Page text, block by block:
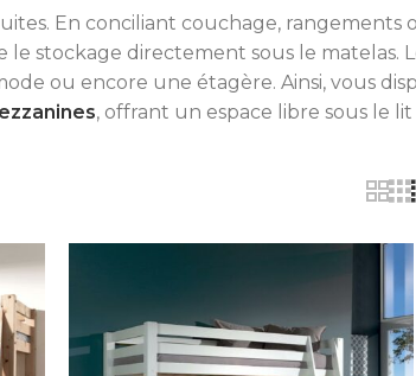
En conciliant couchage,
stockage directement sous le matelas.
ou encore une étagère. Ainsi, vous
, offrant un espace libre sous le